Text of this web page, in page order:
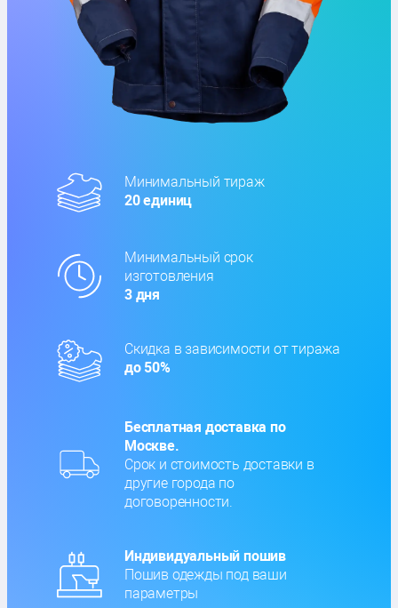
Минимальный тираж
20 единиц
Минимальный срок
изготовления
3 дня
Скидка в зависимости от тиража
до 50%
Бесплатная доставка по
Москве.
Срок и стоимость доставки в
другие города по
договоренности.
Индивидуальный пошив
Пошив одежды под ваши
параметры